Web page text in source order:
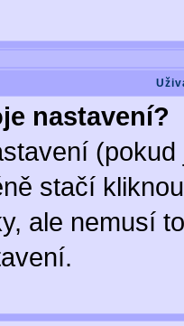
nastavení?
stačí
ale nemusí